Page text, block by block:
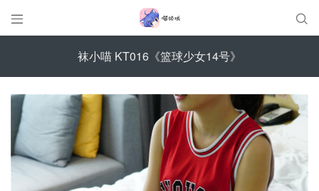
 
袜小喵 KT016《篮球少女14号》